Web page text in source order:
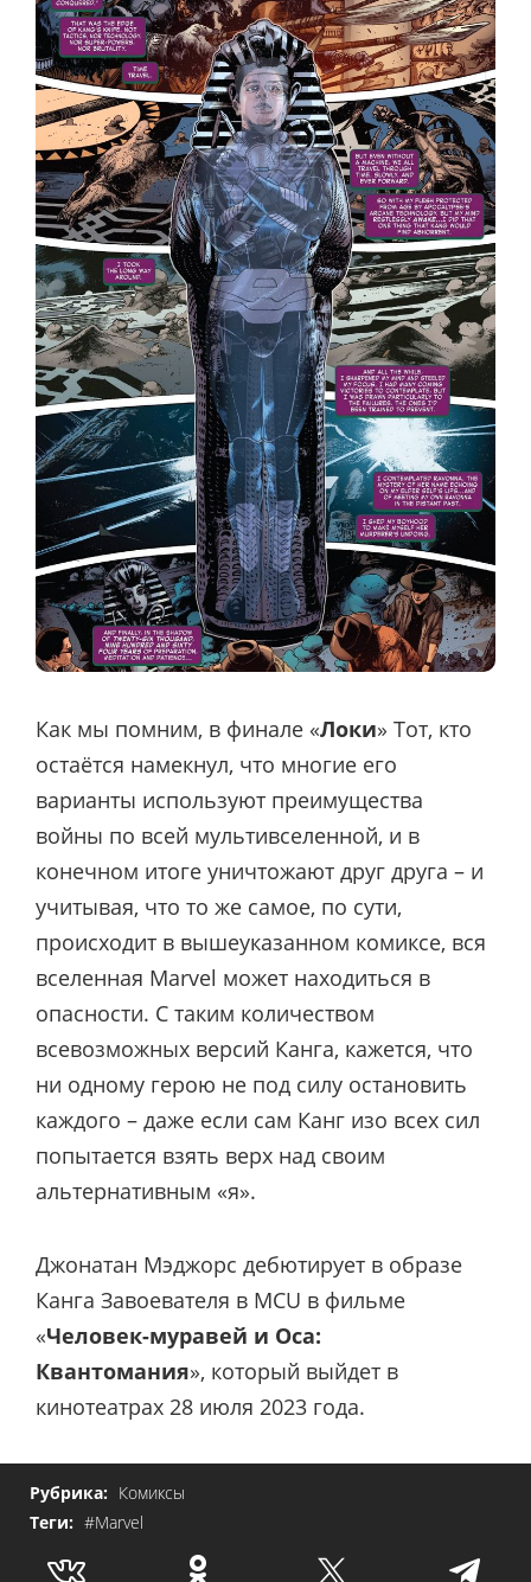
Как мы помним, в финале «Локи» Тот, кто
остаётся намекнул, что многие его
варианты используют преимущества
войны по всей мультивселенной, и в
конечном итоге уничтожают друг друга – и
учитывая, что то же самое, по сути,
происходит в вышеуказанном комиксе, вся
вселенная Marvel может находиться в
опасности. С таким количеством
всевозможных версий Канга, кажется, что
ни одному герою не под силу остановить
каждого – даже если сам Канг изо всех сил
попытается взять верх над своим
альтернативным «я».
Джонатан Мэджорс дебютирует в образе
Канга Завоевателя в MCU в фильме
«Человек-муравей и Оса:
Квантомания», который выйдет в
кинотеатрах 28 июля 2023 года.
Рубрика: Комиксы
Теги: #Marvel